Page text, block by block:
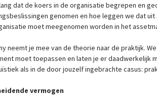
dat de koers in de organisatie begrepen en
genomen en hoe leggen we dat
moet meegenomen worden in het
neemt je mee van de theorie naar de praktijk.
moet toepassen en laten je er daadwerkelijk
als in de door jouzelf ingebrachte casus:
vermogen